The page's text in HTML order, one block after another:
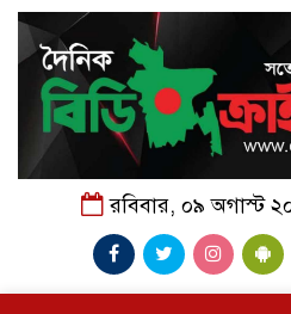
রবিবার, ০৯ অগাস্ট